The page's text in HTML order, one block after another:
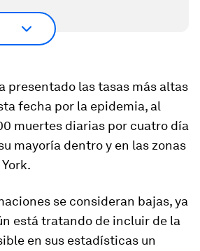
presentado las tasas más altas
fecha por la epidemia, al
muertes diarias por cuatro día
mayoría dentro y en las zonas
se consideran bajas, ya
está tratando de incluir de la
en sus estadísticas un